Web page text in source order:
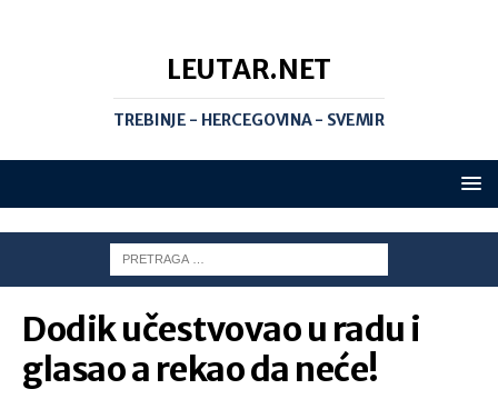
LEUTAR.NET
TREBINJE - HERCEGOVINA - SVEMIR
Dodik učestvovao u radu i
glasao a rekao da neće!